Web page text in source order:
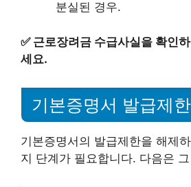
분실된 경우.
✅ 근로장려금 수급사실을 확인
세요.
기본증명서 발급제
기본증명서의 발급제한을 해제
지 단계가 필요합니다. 다음은